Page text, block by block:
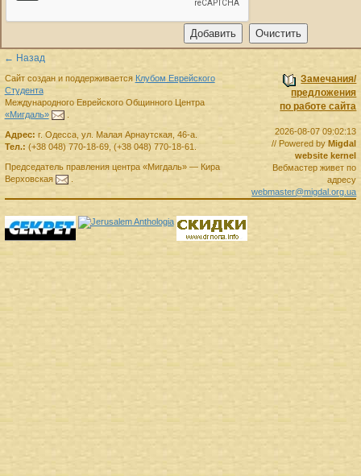
← Назад
Замечания/
предложения
по работе сайта
2026-08-07 09:02:13
// Powered by Migdal
website kernel
Вебмастер живет по
адресу
webmaster@migdal.org.ua
Сайт создан и поддерживается Клубом Еврейского
Студента
Международного Еврейского Общинного Центра
«Мигдаль»
Адрес: г. Одесса, ул. Малая Арнаутская, 46-а.
Тел.: (+38 048) 770-18-69, (+38 048) 770-18-61
Председатель правленияцентра «Мигдаль»— Кира
Верховская